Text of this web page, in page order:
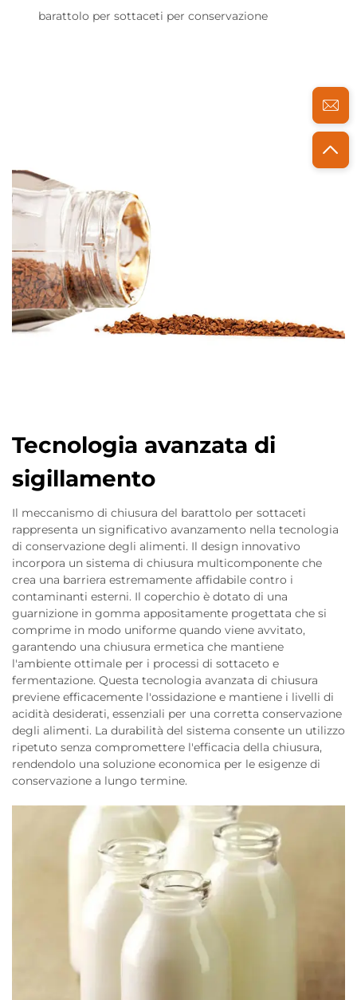
barattolo per sottaceti per conservazione
Tecnologia avanzata di
sigillamento
Il meccanismo di chiusura del barattolo per sottaceti
rappresenta un significativo avanzamento nella tecnologia
di conservazione degli alimenti. Il design innovativo
incorpora un sistema di chiusura multicomponente che
crea una barriera estremamente affidabile contro i
contaminanti esterni. Il coperchio è dotato di una
guarnizione in gomma appositamente progettata che si
comprime in modo uniforme quando viene avvitato,
garantendo una chiusura ermetica che mantiene
l'ambiente ottimale per i processi di sottaceto e
fermentazione. Questa tecnologia avanzata di chiusura
previene efficacemente l'ossidazione e mantiene i livelli di
acidità desiderati, essenziali per una corretta conservazione
degli alimenti. La durabilità del sistema consente un utilizzo
ripetuto senza compromettere l'efficacia della chiusura,
rendendolo una soluzione economica per le esigenze di
conservazione a lungo termine.